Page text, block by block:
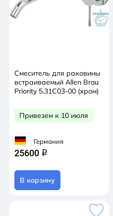
Смеситель для раковины
встраиваемый Allen Brau
Priority 5.31C03-00 (хром)
Привезем к 10 июля
Германия
25600 q
В корзину